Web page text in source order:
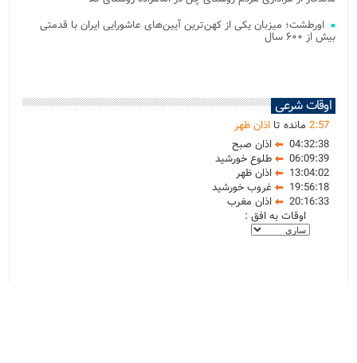
اورطشت؛ میزبان یکی از کهن‌ترین آیین‌های عاشورایی ایران با قدمتی
بیش از ۶۰۰ سال
اوقات شرعی
2:57 مانده تااذان ظهر
04:32:38
اذان صبح
06:09:39
طلوع خورشید
13:04:02
اذان ظهر
19:56:18
غروب خورشید
20:16:33
اذان مغرب
اوقات به افق :